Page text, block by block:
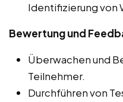
Identifizierung von
Bewertung und
Überwachen und
Teilnehmer.
Durchführen von